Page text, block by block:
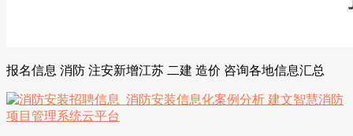
报名信息 消防 注安新增江苏 二建 造价 咨询各地信息汇总